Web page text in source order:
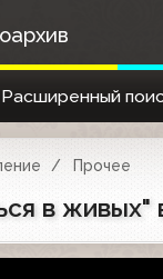
Расширенный
Прочее
в